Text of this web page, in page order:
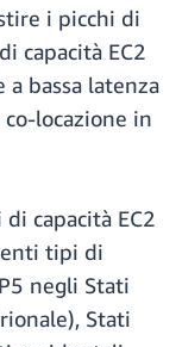
i picchi di
capacità EC2
bassa latenza
locazione in
capacità EC2
tipi di
negli Stati
Stati